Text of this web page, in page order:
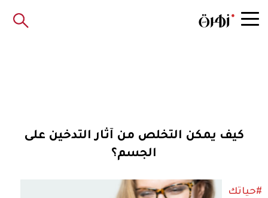
كيف يمكن التخلص من آثار التدخين على
الجسم؟
#حياتك